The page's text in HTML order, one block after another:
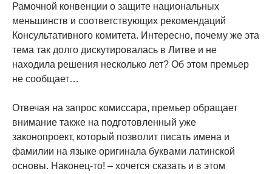
Рамочной конвенции о защите национальных
меньшинств и соответствующих рекомендаций
Консультативного комитета. Интересно, почему же эта
тема так долго дискутировалась в Литве и не
находила решения несколько лет? Об этом премьер
не сообщает…
Отвечая на запрос комиссара, премьер обращает
внимание также на подготовленный уже
законопроект, который позволит писать имена и
фамилии на языке оригинала буквами латинской
основы. Наконец-то! – хочется сказать и в этом